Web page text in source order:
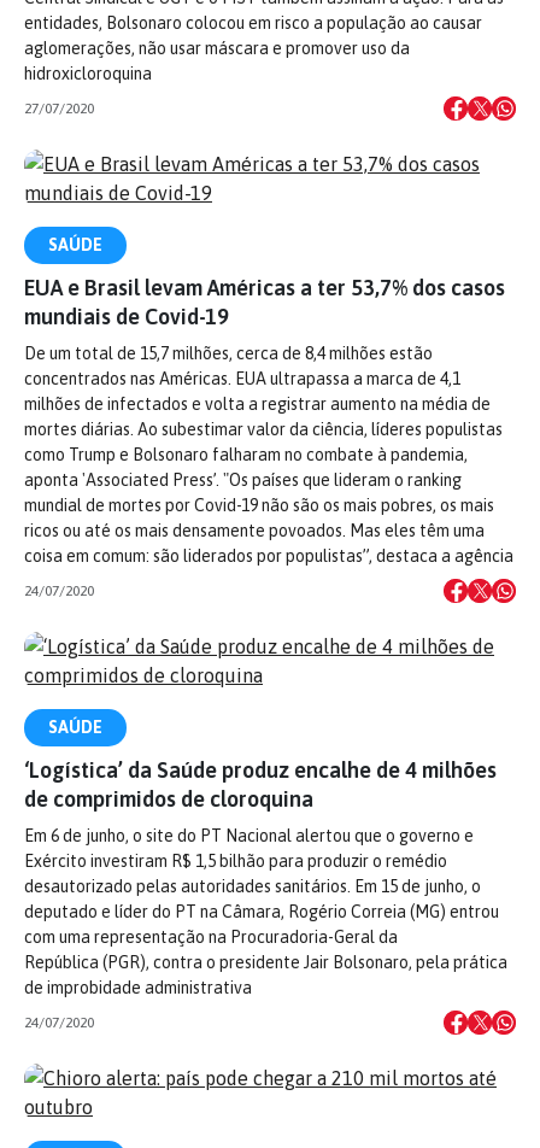
entidades, Bolsonaro colocou em risco a população ao causar
aglomerações, não usar máscara e promover uso da
hidroxicloroquina
27/07/2020
SAÚDE
EUA e Brasil levam Américas a ter 53,7% dos casos
mundiais de Covid-19
De um total de 15,7 milhões, cerca de 8,4 milhões estão
concentrados nas Américas. EUA ultrapassa a marca de 4,1
milhões de infectados e volta a registrar aumento na média de
mortes diárias. Ao subestimar valor da ciência, líderes populistas
como Trump e Bolsonaro falharam no combate à pandemia,
aponta 'Associated Press’. "Os países que lideram o ranking
mundial de mortes por Covid-19 não são os mais pobres, os mais
ricos ou até os mais densamente povoados. Mas eles têm uma
coisa em comum: são liderados por populistas”, destaca a agência
24/07/2020
SAÚDE
‘Logística’ da Saúde produz encalhe de 4 milhões
de comprimidos de cloroquina
Em 6 de junho, o site do PT Nacional alertou que o governo e
Exército investiram R$ 1,5 bilhão para produzir o remédio
desautorizado pelas autoridades sanitários. Em 15 de junho, o
deputado e líder do PT na Câmara, Rogério Correia (MG) entrou
com uma representação na Procuradoria-Geral da
República (PGR), contra o presidente Jair Bolsonaro, pela prática
de improbidade administrativa
24/07/2020